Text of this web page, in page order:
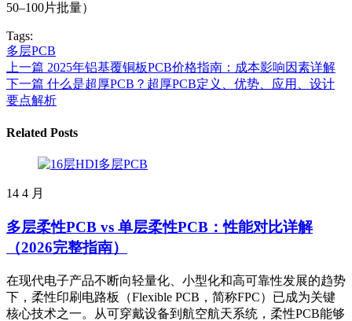
50–100片批量）
Tags:
多层PCB
上一篇 2025年铝基覆铜板PCB价格指南：成本影响因素详解
下一篇 什么是超厚PCB？超厚PCB定义、优势、应用、设计
要点解析
Related Posts
14 4 月
多层柔性PCB vs 单层柔性PCB：性能对比详解
（2026完整指南）
在现代电子产品不断向轻量化、小型化和高可靠性发展的趋势
下，柔性印刷电路板（Flexible PCB，简称FPC）已成为关键
核心技术之一。从可穿戴设备到航空航天系统，柔性PCB能够